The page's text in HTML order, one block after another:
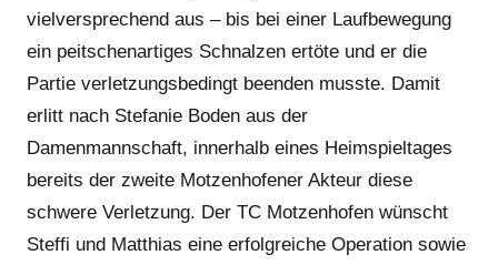
vielversprechend aus – bis bei einer Laufbewegung
ein peitschenartiges Schnalzen ertöte und er die
Partie verletzungsbedingt beenden musste. Damit
erlitt nach Stefanie Boden aus der
Damenmannschaft, innerhalb eines Heimspieltages
bereits der zweite Motzenhofener Akteur diese
schwere Verletzung. Der TC Motzenhofen wünscht
Steffi und Matthias eine erfolgreiche Operation sowie